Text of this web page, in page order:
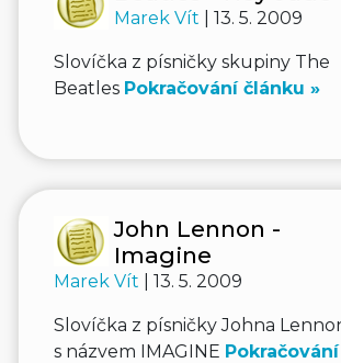
Marek Vít | 13. 5. 2009
Slovíčka z písničky skupiny The
Beatles Pokračování článku »
John Lennon -
Imagine
Marek Vít | 13. 5. 2009
Slovíčka z písničky Johna
s názvem IMAGINE Pokračování